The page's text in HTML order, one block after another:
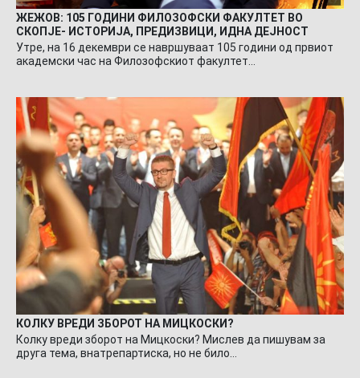
ЖЕЖОВ: 105 ГОДИНИ ФИЛОЗОФСКИ ФАКУЛТЕТ ВО
СКОПЈЕ- ИСТОРИЈА, ПРЕДИЗВИЦИ, ИДНА ДЕЈНОСТ
Утре, на 16 декември се навршуваат 105 години од првиот
академски час на Филозофскиот факултет…
КОЛКУ ВРЕДИ ЗБОРОТ НА МИЦКОСКИ?
Колку вреди зборот на Мицкоски? Мислев да пишувам за
друга тема, внатрепартиска, но не било…